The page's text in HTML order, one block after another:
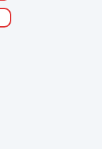
かりやすい
習